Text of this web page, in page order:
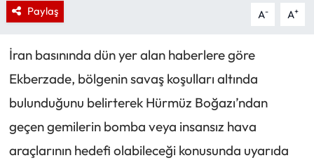
Paylaş A- A+
İran basınında dün yer alan haberlere göre
Ekberzade, bölgenin savaş koşulları altında
bulunduğunu belirterek Hürmüz Boğazı’ndan
geçen gemilerin bomba veya insansız hava
araçlarının hedefi olabileceği konusunda uyarıda